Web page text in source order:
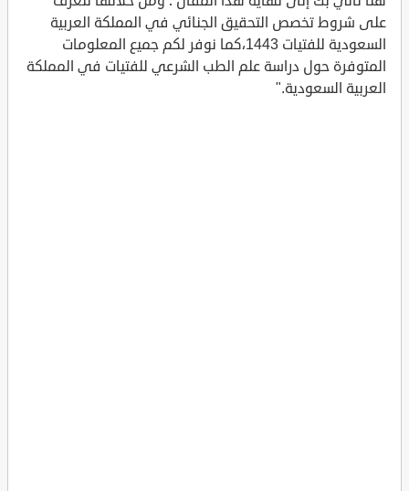
على شروط تخصص التحقيق الجنائي في المملكة العربية
السعودية للفتيات 1443،كما نوفر لكم جميع المعلومات
المتوفرة حول دراسة علم الطب الشرعي للفتيات في المملكة
العربية السعودية."